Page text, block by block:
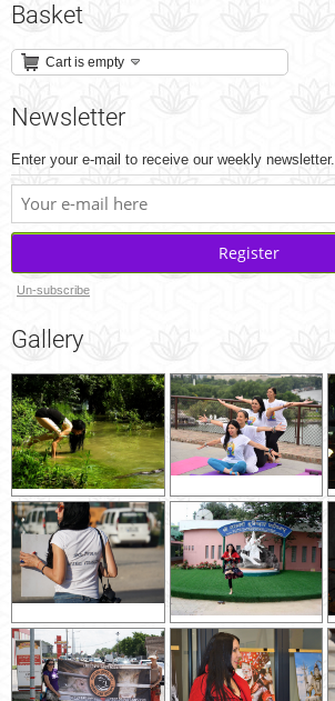
Basket
Cart is empty
Newsletter
Enter your e-mail to receive our weekly newsletter.
Register
Un-subscribe
Gallery